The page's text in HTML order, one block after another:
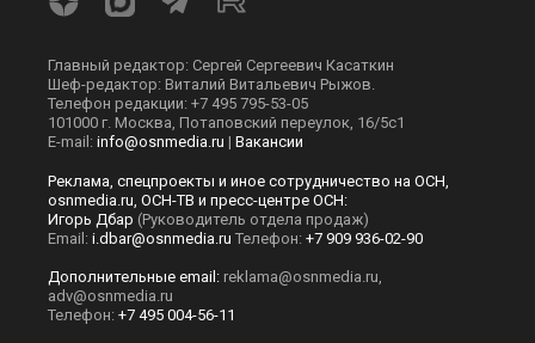
Главный редактор: Сергей Сергеевич Касаткин
Шеф-редактор: Виталий Витальевич Рыжов.
Телефон редакции: +7 495 795-53-05
101000 г. Москва, Потаповский переулок, 16/5с1
E-mail: info@osnmedia.ru | Вакансии
Реклама, спецпроекты и иное сотрудничество на ОСН,
osnmedia.ru, ОСН-ТВ и пресс-центре ОСН:
Игорь Дбар (Руководитель отдела продаж)
Email: i.dbar@osnmedia.ru Телефон: +7 909 936-02-90
Дополнительные email: reklama@osnmedia.ru
adv@osnmedia.ru
Телефон: +7 495 004-56-11